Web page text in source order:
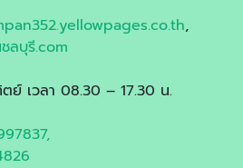
,
ลบุรี.com
ย์ เวลา 08.30 – 17.30 น.